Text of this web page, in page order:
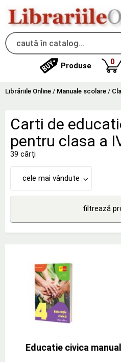
Produse 0
Librăriile Online / Manuale scolare /
Carti de
pentru clasa a
39 cărți
cele mai vândute
filtrează
Educatie civica